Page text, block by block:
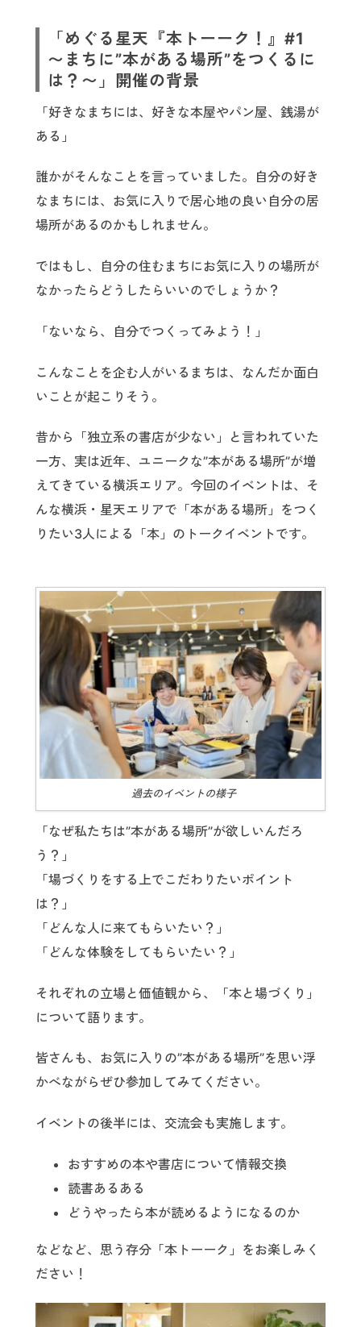
「めぐる星天『本トーーク！』#1
〜まちに”本がある場所”をつくるに
は？〜」開催の背景
「好きなまちには、好きな本屋やパン屋、銭湯が
ある」
誰かがそんなことを言っていました。自分の好き
なまちには、お気に入りで居心地の良い自分の居
場所があるのかもしれません。
ではもし、自分の住むまちにお気に入りの場所が
なかったらどうしたらいいのでしょうか？
「ないなら、自分でつくってみよう！」
こんなことを企む人がいるまちは、なんだか面白
いことが起こりそう。
昔から「独立系の書店が少ない」と言われていた
一方、実は近年、ユニークな”本がある場所”が増
えてきている横浜エリア。今回のイベントは、そ
んな横浜・星天エリアで「本がある場所」をつく
りたい3人による「本」のトークイベントです。
過去のイベントの様子
「なぜ私たちは”本がある場所”が欲しいんだろ
う？」
「場づくりをする上でこだわりたいポイント
は？」
「どんな人に来てもらいたい？」
「どんな体験をしてもらいたい？」
それぞれの立場と価値観から、「本と場づくり」
について語ります。
皆さんも、お気に入りの”本がある場所”を思い浮
かべながらぜひ参加してみてください。
イベントの後半には、交流会も実施します。
おすすめの本や書店について情報交換
読書あるある
どうやったら本が読めるようになるのか
などなど、思う存分「本トーーク」をお楽しみく
ださい！